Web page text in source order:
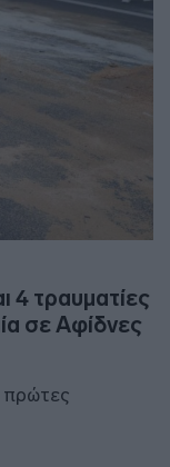
4 τραυματίες
σε Αφίδνες
πρώτες